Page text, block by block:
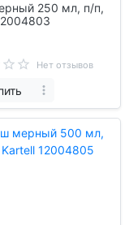
250 мл, п/п,
Нет отзывов